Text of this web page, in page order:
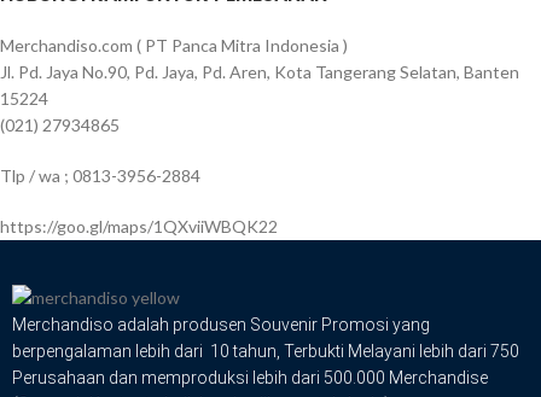
Merchandiso.com ( PT Panca Mitra Indonesia )
Jl. Pd. Jaya No.90, Pd. Jaya, Pd. Aren, Kota Tangerang Selatan, Banten
15224
(021) 27934865
Tlp / wa ; 0813-3956-2884
https://goo.gl/maps/1QXviiWBQK22
Merchandiso adalah produsen Souvenir Promosi yang
berpengalaman lebih dari 10 tahun, Terbukti Melayani lebih dari 750
Perusahaan dan memproduksi lebih dari 500.000 Merchandise